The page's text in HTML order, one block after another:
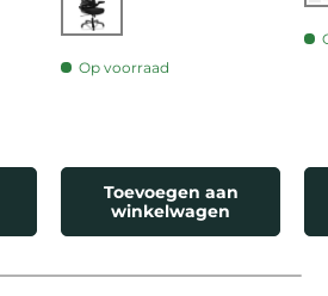
Zwart
Op voorraad
Toevoegen aan
winkelwagen